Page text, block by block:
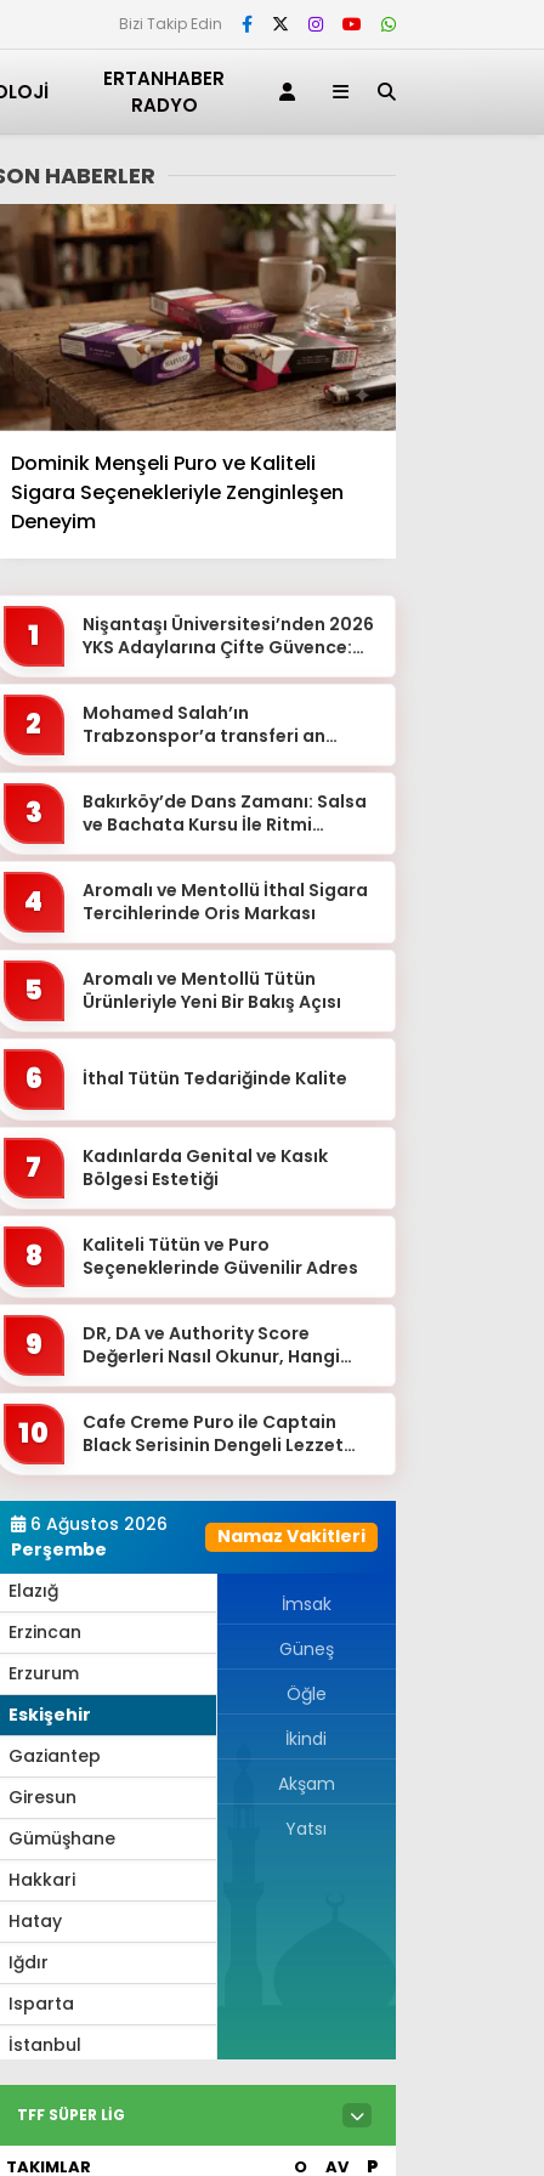
Bizi Takip Edin
ERTANHABER
RADYO
HABERLER
Dominik Menşeli Puro ve Kaliteli
Sigara Seçenekleriyle Zenginleşen
Deneyim
1
Nişantaşı Üniversitesi’nden 2026
YKS Adaylarına Çifte Güvence:
2
Mohamed Salah’ın
Trabzonspor’a transferi an
3
Bakırköy’de Dans Zamanı: Salsa
ve Bachata Kursu İle Ritmi
4
Aromalı ve Mentollü İthal Sigara
Tercihlerinde Oris Markası
5
Aromalı ve Mentollü Tütün
Ürünleriyle Yeni Bir Bakış Açısı
6 İthal Tütün Tedariğinde Kalite
7
Kadınlarda Genital ve Kasık
Bölgesi Estetiği
8
Kaliteli Tütün ve Puro
Seçeneklerinde Güvenilir Adres
9
DR, DA ve Authority Score
Değerleri Nasıl Okunur, Hangi
10
Cafe Creme Puro ile Captain
Black Serisinin Dengeli Lezzet
6 Ağustos 2026
Perşembe
Namaz Vakitleri
Adana
Adıyaman
Afyonkarahisar
Ağrı
Aksaray
Amasya
Ankara
Antalya
Ardahan
Artvin
Aydın
Balıkesir
Bartın
Batman
Bayburt
Bilecik
Bingöl
Bitlis
Bolu
Burdur
Bursa
Çanakkale
Çankırı
Çorum
Denizli
Diyarbakır
Düzce
Edirne
Elazığ
Erzincan
Erzurum
Eskişehir
Gaziantep
Giresun
Gümüşhane
Hakkari
Hatay
Iğdır
Isparta
İstanbul
İzmir
Kahramanmaraş
Karabük
İmsak
Güneş
Öğle
İkindi
Akşam
Yatsı
TFF SÜPER LIG
TAKIMLAR O AV P